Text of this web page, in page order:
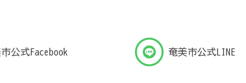
公式Facebook 奄美市公式LINE